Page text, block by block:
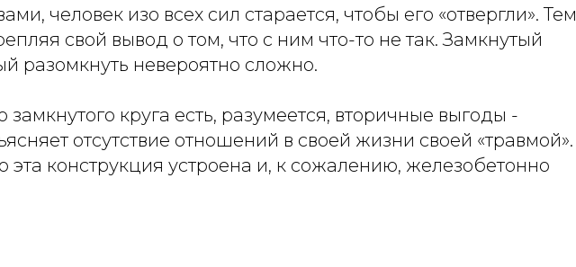
человек изо всех сил старается, чтобы его «отвергли». Тем
свой вывод о том, что с ним что-то не так. Замкнутый
разомкнуть невероятно сложно.
замкнутого круга есть, разумеется, вторичные выгоды -
отсутствие отношений в своей жизни своей «травмой».
эта конструкция устроена и, к сожалению, железобетонно